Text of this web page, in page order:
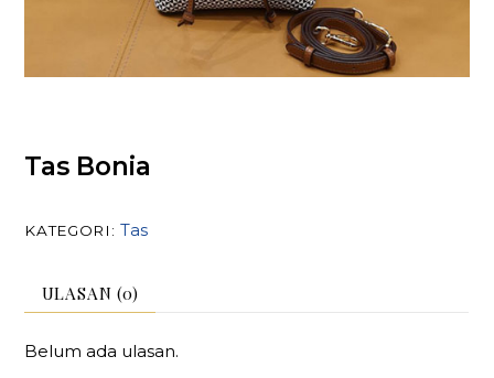
Tas Bonia
KATEGORI:Tas
ULASAN (0)
Belum ada ulasan.